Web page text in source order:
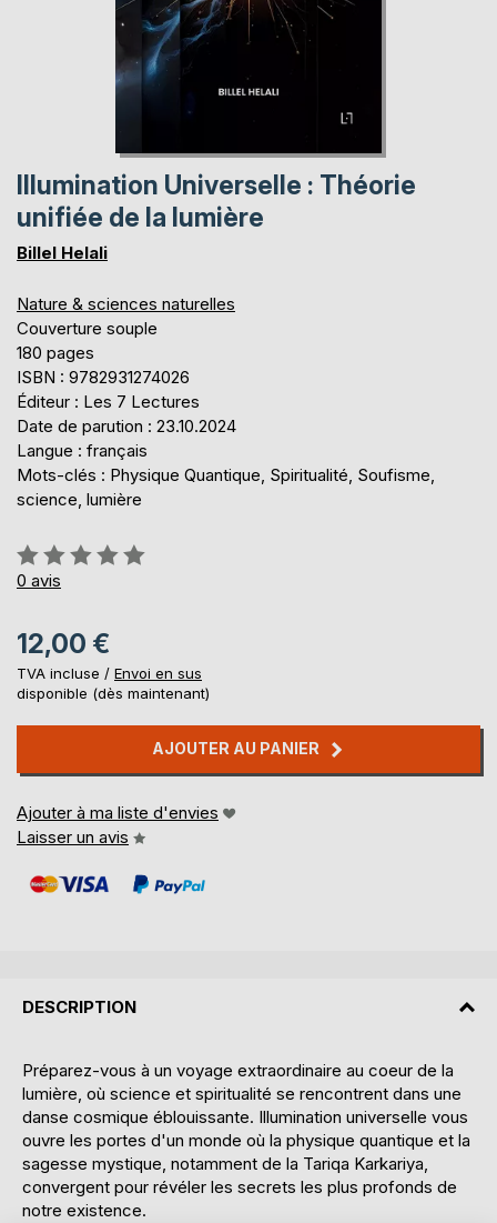
Illumination Universelle : Théorie
unifiée de la lumière
Billel Helali
Nature & sciences naturelles
Couverture souple
180 pages
ISBN : 9782931274026
Éditeur : Les 7 Lectures
Date de parution : 23.10.2024
Langue : français
Mots-clés : Physique Quantique, Spiritualité, Soufisme,
science, lumière
Évaluation:
0%
0 avis
12,00 €
TVA incluse / Envoi en sus
disponible (dès maintenant)
AJOUTER AU PANIER
Ajouter à ma liste d'envies
Laisser un avis
DESCRIPTION
Préparez-vous à un voyage extraordinaire au coeur de la
lumière, où science et spiritualité se rencontrent dans une
danse cosmique éblouissante. Illumination universelle vous
ouvre les portes d'un monde où la physique quantique et la
sagesse mystique, notamment de la Tariqa Karkariya,
convergent pour révéler les secrets les plus profonds de
notre existence.